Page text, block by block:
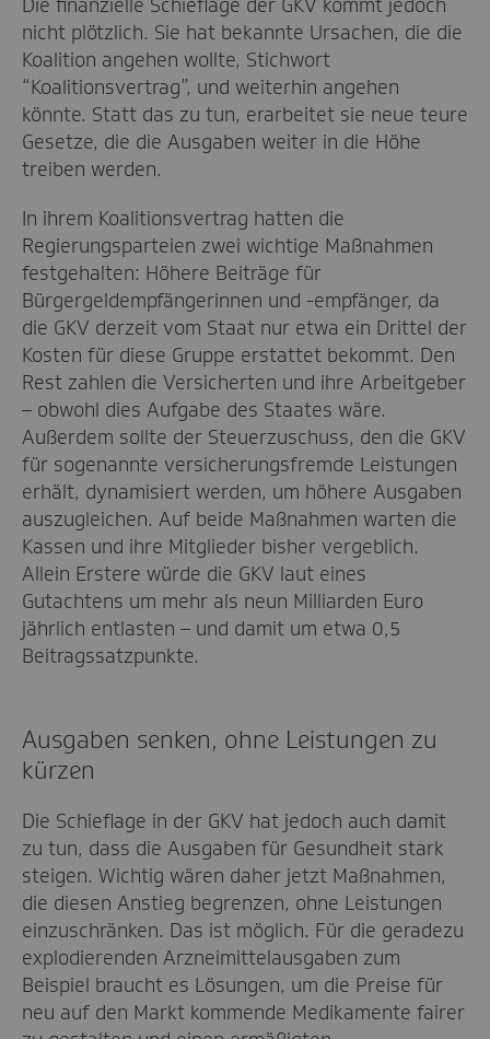
nicht plötzlich. Sie hat bekannte Ursachen, die die
Koalition angehen wollte, Stichwort
“Koalitionsvertrag”, und weiterhin angehen
könnte. Statt das zu tun, erarbeitet sie neue teure
Gesetze, die die Ausgaben weiter in die Höhe
treiben werden.
In ihrem Koalitionsvertrag hatten die
Regierungsparteien zwei wichtige Maßnahmen
festgehalten: Höhere Beiträge für
Bürgergeldempfängerinnen und -empfänger, da
die GKV derzeit vom Staat nur etwa ein Drittel der
Kosten für diese Gruppe erstattet bekommt. Den
Rest zahlen die Versicherten und ihre Arbeitgeber
– obwohl dies Aufgabe des Staates wäre.
Außerdem sollte der Steuerzuschuss, den die GKV
für sogenannte versicherungsfremde Leistungen
erhält, dynamisiert werden, um höhere Ausgaben
auszugleichen. Auf beide Maßnahmen warten die
Kassen und ihre Mitglieder bisher vergeblich.
Allein Erstere würde die GKV laut eines
Gutachtens um mehr als neun Milliarden Euro
jährlich entlasten – und damit um etwa 0,5
Beitragssatzpunkte.
Ausgaben senken, ohne Leistungen zu
kürzen
Die Schieflage in der GKV hat jedoch auch damit
zu tun, dass die Ausgaben für Gesundheit stark
steigen. Wichtig wären daher jetzt Maßnahmen,
die diesen Anstieg begrenzen, ohne Leistungen
einzuschränken. Das ist möglich. Für die geradezu
explodierenden Arzneimittelausgaben zum
Beispiel braucht es Lösungen, um die Preise für
neu auf den Markt kommende Medikamente fairer